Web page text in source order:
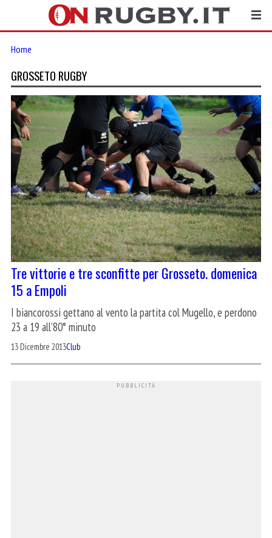
Home
GROSSETO RUGBY
Tre vittorie e tre sconfitte per Grosseto. domenica
15 a Empoli
I biancorossi gettano al vento la partita col Mugello, e perdono
23 a 19 all’80° minuto
13 Dicembre 2013Club